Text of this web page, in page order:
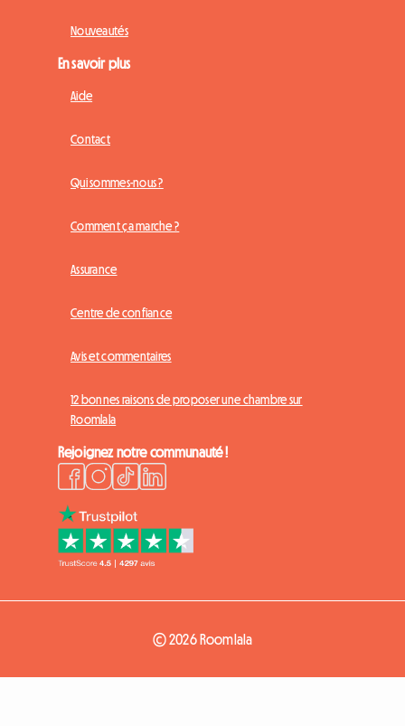
Nouveautés
En savoir plus
Aide
Contact
Qui sommes-nous ?
Comment ça marche ?
Assurance
Centre de confiance
Avis et commentaires
12 bonnes raisons de proposer une chambre sur
Roomlala
Rejoignez notre communauté !
© 2026 Roomlala